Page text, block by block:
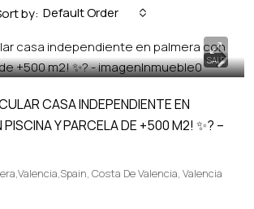
by: Default Order
SALE
CASA INDEPENDIENTE EN
Y PARCELA DE +500 M2! ✨? –
Costa De Valencia, Valencia